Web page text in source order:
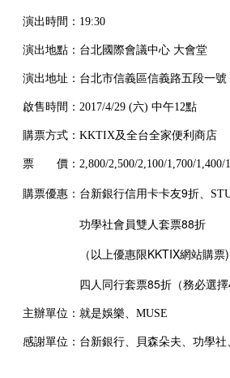
演出時間：19:30
演出地點：台北國際會議中心 大會堂
演出地址：台北市信義區信義路五段一號
啟售時間：2017/4/29 (六) 中午12點
購票方式：KKTIX及全台全家便利商店
票 價：2,800/2,500/2,100/1,700/1,400/
購票優惠：台新銀行信用卡卡友9折
功學社會員雙人套票88折
（以上優惠限KKTIX網站購票)
四人同行套票85折（務必選擇4的
主辦單位：就是娛樂、MUSE
感謝單位：台新銀行、貝森朵夫、功學社